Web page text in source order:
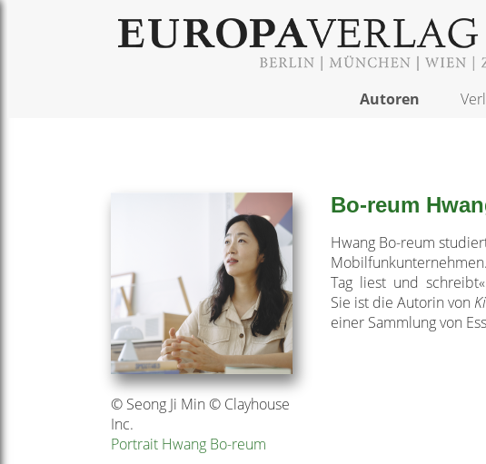
Autoren
© Seong Ji Min © Clayhouse
Inc.
Portrait Hwang Bo-reum
Bo-reum
Hwang Bo-reum
Tag liest und
Sie ist die Autorin von
einer Sammlung von